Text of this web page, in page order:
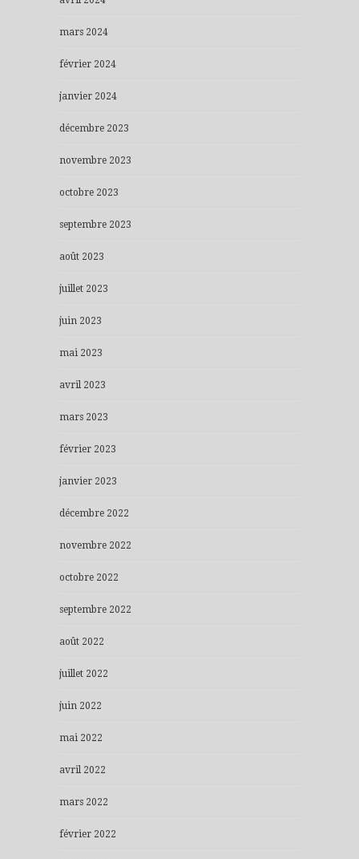
mars 2024
février 2024
janvier 2024
décembre 2023
novembre 2023
octobre 2023
septembre 2023
août 2023
juillet 2023
juin 2023
mai 2023
avril 2023
mars 2023
février 2023
janvier 2023
décembre 2022
novembre 2022
octobre 2022
septembre 2022
août 2022
juillet 2022
juin 2022
mai 2022
avril 2022
mars 2022
février 2022